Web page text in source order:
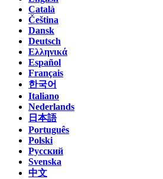
Català
Čeština
Dansk
Deutsch
Ελληνικά
Español
Français
한국어
Italiano
Nederlands
日本語
Português
Polski
Русский
Svenska
中文